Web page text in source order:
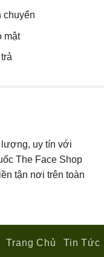
chuyển
mật
lượng, uy tín với
The Face Shop
tận nơi trên toàn
Trang Chủ Tin Tức